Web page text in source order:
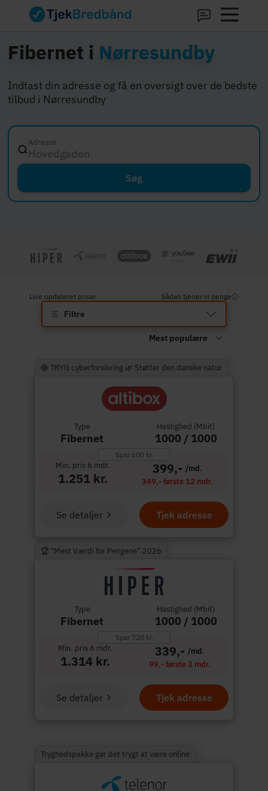
Fibernet i Nørresundby
Indtast din adresse og få en oversigt over de bedste
tilbud i Nørresundby
Adresse
Hovedgaden 12, 8000
Søg
Live opdateret priser Sådan tjener vi penge
Filtre
🛟 TRYG cyberforsikring 🌿 Støtter den danske natur
Type
Fibernet
Hastighed (Mbit)
1000 / 1000
Spar 600 kr.
Min. pris 6 mdr.
1.251 kr.
399,- /md.
349,- første 12 mdr.
Tjek adresse
Se detaljer
🏆 "Mest Værdi for Pengene” 2026
Type
Fibernet
Hastighed (Mbit)
1000 / 1000
Spar 720 kr.
Min. pris 6 mdr.
1.314 kr.
339,- /md.
99,- første 3 mdr.
Tjek adresse
Se detaljer
Tryghedspakke gør det trygt at være online